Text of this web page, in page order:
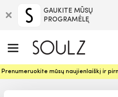
GAUKITE MŪSŲ
PROGRAMĖLĘ
Prenumeruokite mūsų naujienlaiškį ir